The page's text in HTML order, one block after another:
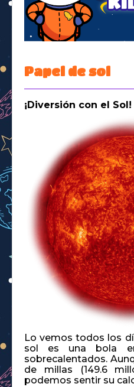
Space Kidz
Papel de sol
¡Diversión con el Sol!
Lo vemos todos los
sol es una bola
sobrecalentados.
de millas (149.6
podemos sentir su